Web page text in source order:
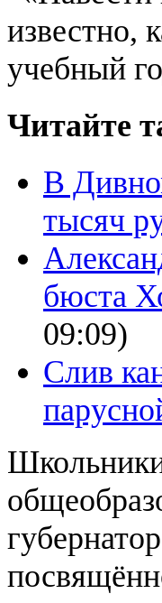
Читайте
В
тысяч
бюста
09:09)
Слив